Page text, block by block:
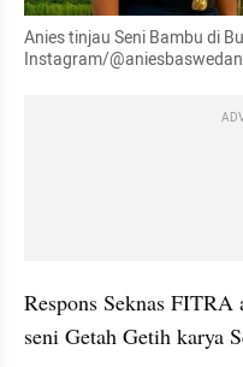
Anies tinjau Seni Bambu di
Instagram/@aniesbaswedan
Respons Seknas FITRA
seni Getah Getih karya